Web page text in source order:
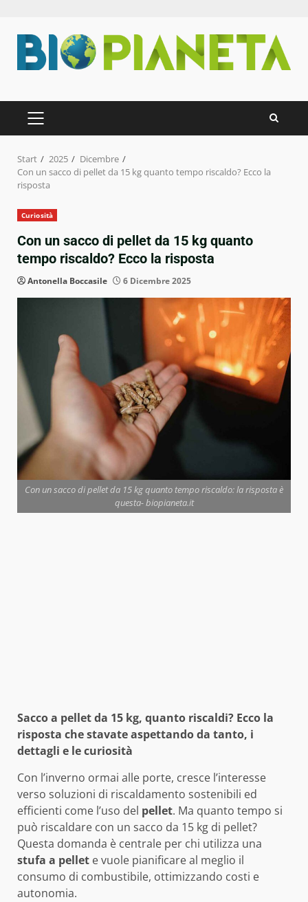
Inhalt
springen
PRIMÄRES
MENÜ
Start 2025
Dicembre
Con un sacco di pellet da 15 kg quanto tempo riscaldo? Ecco la
risposta
Curiosità
Con un sacco di pellet da 15 kg quanto
tempo riscaldo? Ecco la risposta
Antonella Boccasile 6 Dicembre 2025
Con un sacco di pellet da 15 kg quanto tempo riscaldo: la risposta è
questa- biopianeta.it
Sacco a pellet da 15 kg, quanto riscaldi? Ecco la
risposta che stavate aspettando da tanto, i
dettagli e le curiosità
Con l’inverno ormai alle porte, cresce l’interesse
verso soluzioni di riscaldamento sostenibili ed
efficienti come l’uso del pellet. Ma quanto tempo si
può riscaldare con un sacco da 15 kg di pellet?
Questa domanda è centrale per chi utilizza una
stufa a pellet e vuole pianificare al meglio il
consumo di combustibile, ottimizzando costi e
autonomia.